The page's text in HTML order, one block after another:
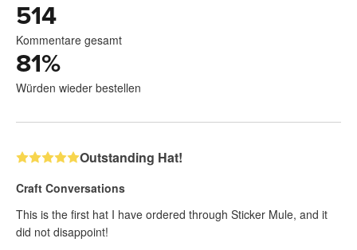
514
Kommentare gesamt
81%
Würden wieder bestellen
Outstanding Hat!
Craft Conversations
This is the first hat I have ordered through Sticker Mule, and it
did not disappoint!